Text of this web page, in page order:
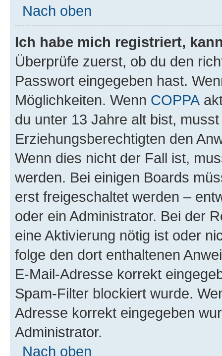
Nach oben
Ich habe mich registriert,
Überprüfe zuerst, ob du den
Passwort eingegeben hast.
Möglichkeiten. Wenn COPPA
du unter 13 Jahre alt bist,
Erziehungsberechtigten den
Wenn dies nicht der Fall ist,
werden. Bei einigen Boards
erst freigeschaltet werden –
oder ein Administrator. Bei der
eine Aktivierung nötig ist oder
folge den dort enthaltenen
E-Mail-Adresse korrekt
Spam-Filter blockiert wurde.
Adresse korrekt eingegeben
Administrator.
Nach oben